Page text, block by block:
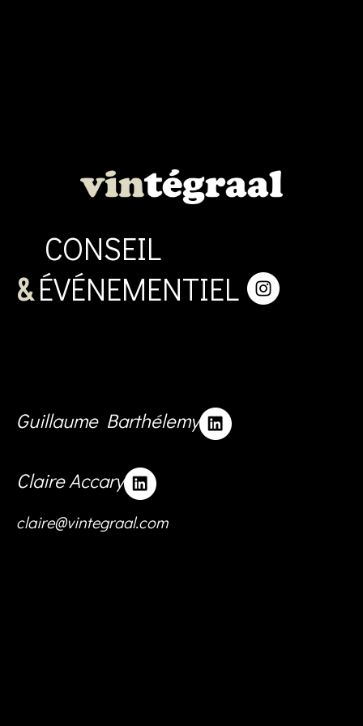
CONSEIL
& ÉVÉNEMENTIEL
Guillaume Barthélemy
Claire Accary
claire@vintegraal.com